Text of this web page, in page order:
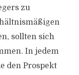
zu
sollten sich
In jedem
den Prospekt